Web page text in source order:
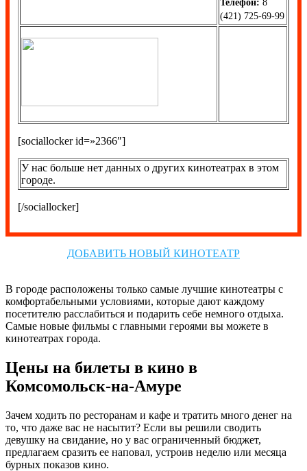
Телефон: 8
(421) 725-69-99
[sociallocker id=»2366″]
У нас больше нет данных о других кинотеатрах в этом
городе.
[/sociallocker]
ДОБАВИТЬ НОВЫЙ КИНОТЕАТР
В городе расположены только самые лучшие кинотеатры с
комфортабельными условиями, которые дают каждому
посетителю расслабиться и подарить себе немного отдыха.
Самые новые фильмы с главными героями вы можете в
кинотеатрах города.
Цены на билеты в кино в
Комсомольск-на-Амуре
Зачем ходить по ресторанам и кафе и тратить много денег на
то, что даже вас не насытит? Если вы решили сводить
девушку на свидание, но у вас ограниченный бюджет,
предлагаем сразить ее наповал, устроив неделю или месяца
бурных показов кино.